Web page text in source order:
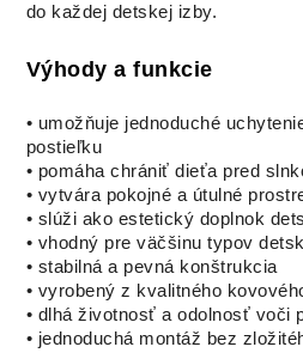
do každej detskej izby.
Výhody a funkcie
• umožňuje jednoduché
postieľku
• pomáha chrániť dieťa pred
• vytvára pokojné a útulné
• slúži ako estetický doplnok
• vhodný pre väčšinu typov
• stabilná a pevná konštrukcia
• vyrobený z kvalitného
• dlhá životnosť a odolnosť voči
• jednoduchá montáž bez